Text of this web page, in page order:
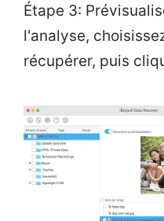
Étape 3:
l'analyse,
récupérer, puis